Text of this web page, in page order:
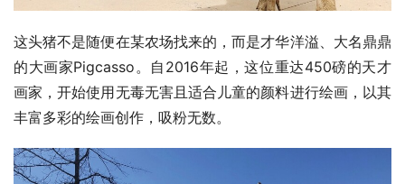
这头猪不是随便在某农场找来的，而是才华洋溢、大名鼎鼎
的大画家Pigcasso。自2016年起，这位重达450磅的天才
画家，开始使用无毒无害且适合儿童的颜料进行绘画，以其
丰富多彩的绘画创作，吸粉无数。